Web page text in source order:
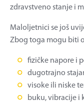
zdravstveno stanje i
Maloljetnici se još
Zbog toga mogu biti
fizičke napore i
dugotrajno
visoke ili niske
buku, vibracije i